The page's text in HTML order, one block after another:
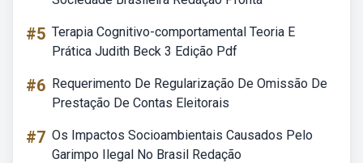
#5 Terapia Cognitivo-comportamental Teoria E
Prática Judith Beck 3 Edição Pdf
#6 Requerimento De Regularização De Omissão De
Prestação De Contas Eleitorais
#7 Os Impactos Socioambientais Causados Pelo
Garimpo Ilegal No Brasil Redação